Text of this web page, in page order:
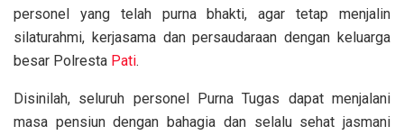
personel yang telah purna bhakti, agar tetap menjalin
silaturahmi, kerjasama dan persaudaraan dengan keluarga
besar Polresta Pati.
Disinilah, seluruh personel Purna Tugas dapat menjalani
masa pensiun dengan bahagia dan selalu sehat jasmani